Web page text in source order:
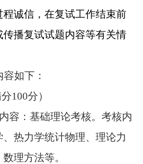
诚信，在复试工作结束前
播复试试题内容等有关情
如下：
100分）
容：基础理论考核。考核内
热力学统计物理、理论力
理方法等。